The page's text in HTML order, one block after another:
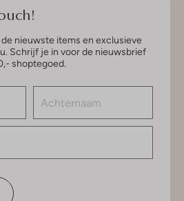
nieuwste items en exclusieve
Schrijf je in voor de nieuwsbrief
shoptegoed.